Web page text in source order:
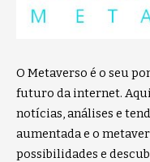
O Metaverso é o seu
futuro da internet.
notícias, análises e
aumentada e o
possibilidades e